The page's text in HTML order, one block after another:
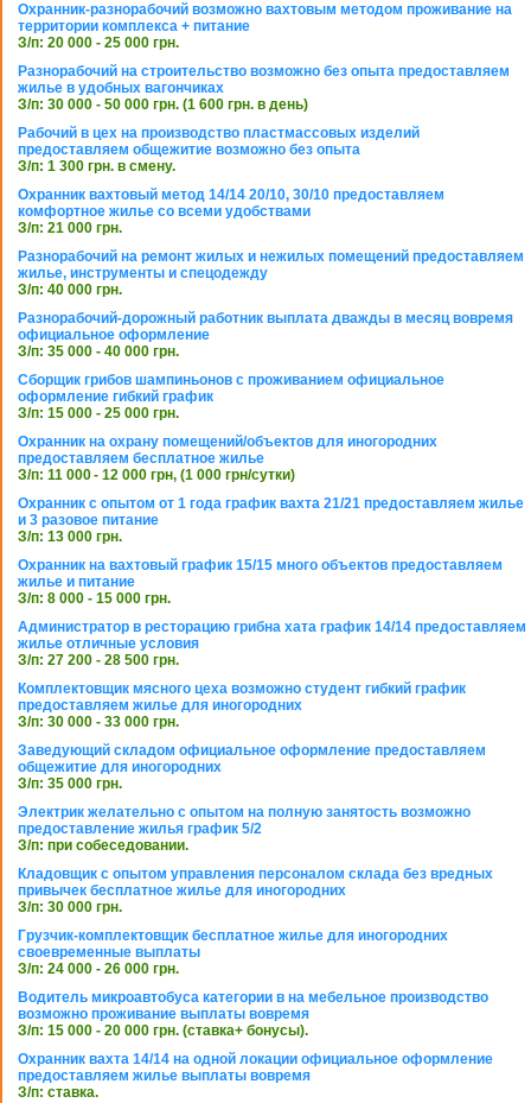
Охранник-разнорабочий возможно вахтовым методом проживание на
территории комплекса + питание
З/п: 20 000 - 25 000 грн.
Разнорабочий на строительство возможно без опыта предоставляем
жилье в удобных вагончиках
З/п: 30 000 - 50 000 грн. (1 600 грн. в день)
Рабочий в цех на производство пластмассовых изделий
предоставляем общежитие возможно без опыта
З/п: 1 300 грн. в смену.
Охранник вахтовый метод 14/14 20/10, 30/10 предоставляем
комфортное жилье со всеми удобствами
З/п: 21 000 грн.
Разнорабочий на ремонт жилых и нежилых помещений предоставляем
жилье, инструменты и спецодежду
З/п: 40 000 грн.
Разнорабочий-дорожный работник выплата дважды в месяц вовремя
официальное оформление
З/п: 35 000 - 40 000 грн.
Сборщик грибов шампиньонов с проживанием официальное
оформление гибкий график
З/п: 15 000 - 25 000 грн.
Охранник на охрану помещений/объектов для иногородних
предоставляем бесплатное жилье
З/п: 11 000 - 12 000 грн, (1 000 грн/сутки)
Охранник с опытом от 1 года график вахта 21/21 предоставляем жилье
и 3 разовое питание
З/п: 13 000 грн.
Охранник на вахтовый график 15/15 много объектов предоставляем
жилье и питание
З/п: 8 000 - 15 000 грн.
Администратор в ресторацию грибна хата график 14/14 предоставляем
жилье отличные условия
З/п: 27 200 - 28 500 грн.
Комплектовщик мясного цеха возможно студент гибкий график
предоставляем жилье для иногородних
З/п: 30 000 - 33 000 грн.
Заведующий складом официальное оформление предоставляем
общежитие для иногородних
З/п: 35 000 грн.
Электрик желательно с опытом на полную занятость возможно
предоставление жилья график 5/2
З/п: при собеседовании.
Кладовщик с опытом управления персоналом склада без вредных
привычек бесплатное жилье для иногородних
З/п: 30 000 грн.
Грузчик-комплектовщик бесплатное жилье для иногородних
своевременные выплаты
З/п: 24 000 - 26 000 грн.
Водитель микроавтобуса категории в на мебельное производство
возможно проживание выплаты вовремя
З/п: 15 000 - 20 000 грн. (ставка+ бонусы).
Охранник вахта 14/14 на одной локации официальное оформление
предоставляем жилье выплаты вовремя
З/п: ставка.